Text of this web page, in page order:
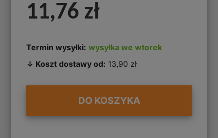
11,76 zł
Termin wysyłki: wysyłka we wtorek
↓ Koszt dostawy od: 13,90 zł
DO KOSZYKA